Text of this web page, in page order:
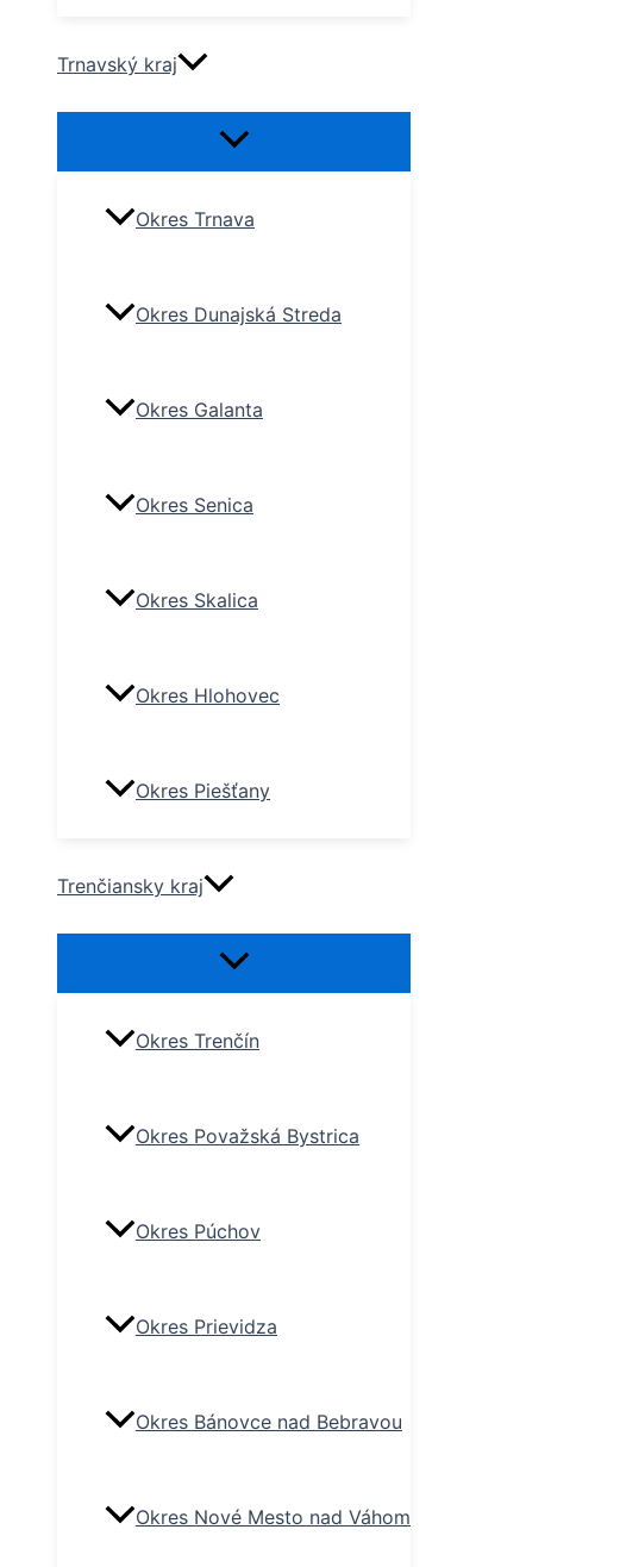
Trnavský kraj
Okres Trnava
Okres Dunajská Streda
Okres Galanta
Okres Senica
Okres Skalica
Okres Hlohovec
Okres Piešťany
Trenčiansky kraj
Okres Trenčín
Okres Považská Bystrica
Okres Púchov
Okres Prievidza
Okres Bánovce nad Bebravou
Okres Nové Mesto nad Váhom